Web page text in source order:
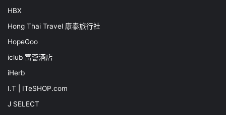
HBX
Hong Thai Travel 康泰旅行社
HopeGoo
iclub 富薈酒店
iHerb
I.T | ITeSHOP.com
J SELECT